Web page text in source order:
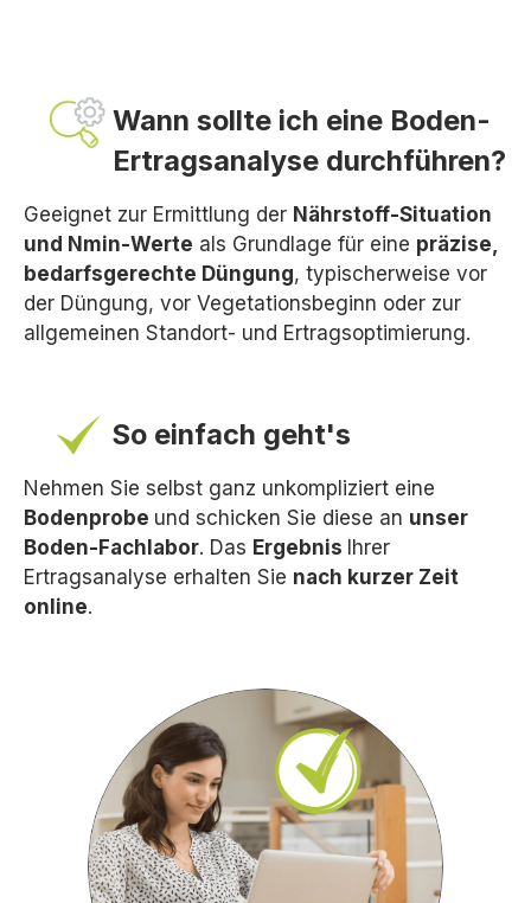
Wann sollte ich eine Boden-
Ertragsanalyse durchführen?
Geeignet zur Ermittlung der Nährstoff-Situation
und Nmin-Werte als Grundlage für eine präzise,
bedarfsgerechte Düngung, typischerweise vor
der Düngung, vor Vegetationsbeginn oder zur
allgemeinen Standort- und Ertragsoptimierung.
So einfach geht's
Nehmen Sie selbst ganz unkompliziert eine
Bodenprobe und schicken Sie diese an unser
Boden-Fachlabor. Das Ergebnis Ihrer
Ertragsanalyse erhalten Sie nach kurzer Zeit
online.